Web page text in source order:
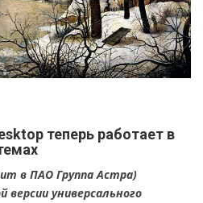
теперь работает в
в ПАО Группа Астра)
версии универсального